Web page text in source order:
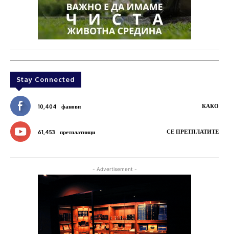
Stay Connected
10,404 фанови КАКО
61,453 претплатници СЕ ПРЕТПЛАТИТЕ
- Advertisement -